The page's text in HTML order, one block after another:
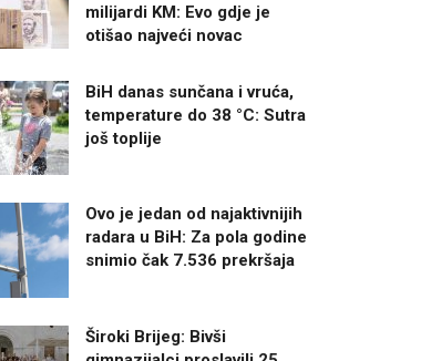
milijardi KM: Evo gdje je
otišao najveći novac
BiH danas sunčana i vruća,
temperature do 38 °C: Sutra
još toplije
Ovo je jedan od najaktivnijih
radara u BiH: Za pola godine
snimio čak 7.536 prekršaja
Široki Brijeg: Bivši